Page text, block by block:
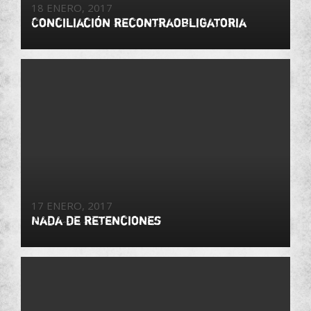
18 ENERO, 2017
Conciliación recontraobligatoria
17 ENERO, 2017
Nada de retenciones